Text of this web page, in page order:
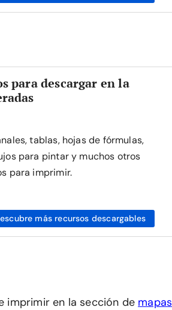
para descargar en la
tablas, hojas de fórmulas,
para pintar y muchos otros
para imprimir.
más recursos descargables
imprimir en la sección de mapas